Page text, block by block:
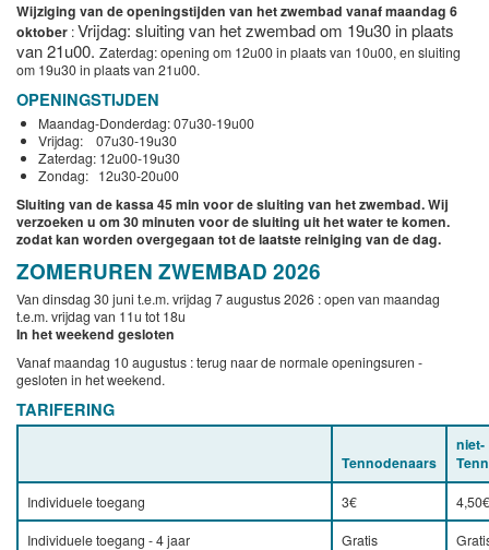
Wijziging van de openingstijden van het zwembad vanaf maandag 6
oktober :Vrijdag: sluiting van het zwembad om 19u30 in plaats
van 21u00. Zaterdag: opening om 12u00 in plaats van 10u00, en sluiting
om 19u30 in plaats van 21u00.
OPENINGSTIJDEN
Maandag-Donderdag: 07u30-19u00
Vrijdag: 07u30-19u30
Zaterdag: 12u00-19u30
Zondag: 12u30-20u00
Sluiting van de kassa 45 min voor de sluiting van het zwembad. Wij
verzoeken u om 30 minuten voor de sluiting uit het water te komen.
zodat kan worden overgegaan tot de laatste reiniging van de dag.
ZOMERUREN ZWEMBAD 2026
Van dinsdag 30 juni t.e.m. vrijdag 7 augustus 2026 : open van maandag
t.e.m. vrijdag van 11u tot 18u
In het weekend gesloten
Vanaf maandag 10 augustus : terug naar de normale openingsuren -
gesloten in het weekend.
TARIFERING
Tennodenaars
niet-
Individuele toegang 3€ 4,50€
Individuele toegang - 4 jaar Gratis